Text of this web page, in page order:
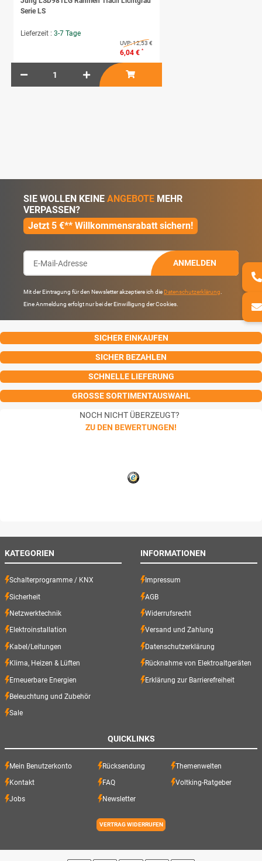
Serie LS
Lieferzeit : 3-7 Tage
UVP:12,53 €
6,04 € *
SIE WOLLEN KEINE ANGEBOTE MEHR
VERPASSEN?
Jetzt 5 €** Willkommensrabatt sichern!
ANMELDEN
Mit der Eintragung für den Newsletter akzeptiere ich die Datenschutzerklärung
Eine Anmeldung erfolgt nur bei der Einwilligung der Cookies.
SICHER EINKAUFEN
SICHER BEZAHLEN
SCHNELLE LIEFERUNG
GROSSE SORTIMENTAUSWAHL
NOCH NICHT ÜBERZEUGT?
ZU DEN BEWERTUNGEN!
KATEGORIEN
Schalterprogramme / KNX
Sicherheit
Netzwerktechnik
Elektroinstallation
Kabel/Leitungen
Klima, Heizen & Lüften
Erneuerbare Energien
Beleuchtung und Zubehör
Sale
INFORMATIONEN
Impressum
AGB
Widerrufsrecht
Versand und Zahlung
Datenschutzerklärung
Rücknahme von Elektroaltgeräten
Erklärung zur Barrierefreiheit
QUICKLINKS
Mein Benutzerkonto Rücksendung Themenwelten
Kontakt FAQ Voltking-Ratgeber
Jobs Newsletter
VERTRAG WIDERRUFEN